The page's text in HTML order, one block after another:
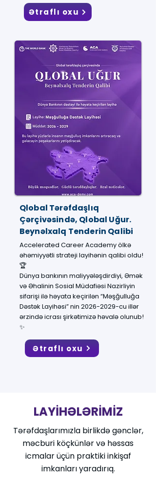
Ətraflı oxu
Qlobal Tərəfdaşlıq
Çərçivəsində, Qlobal Uğur.
Beynəlxalq Tenderin Qalibi
Accelerated Career Academy ölkə
əhəmiyyətli strateji layihənin qalibi oldu!
🏆
Dünya bankının maliyyələşdirdiyi, Əmək
və Əhalinin Sosial Müdafiəsi Nazirliyin
sifarişi ilə həyata keçirilən “Məşğulluğa
Dəstək Layihəsi” nin 2026-2029-cu illər
ərzində icrası şirkətimizə həvalə olunub!
✨
Ətraflı oxu
LAYİHƏLƏRİMİZ
Tərəfdaşlarımızla birlikdə gənclər,
məcburi köçkünlər və həssas
icmalar üçün praktiki inkişaf
imkanları yaradırıq.